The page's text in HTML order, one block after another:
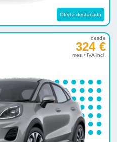
Oferta destacada
desde
324 €
mes / IVA incl.